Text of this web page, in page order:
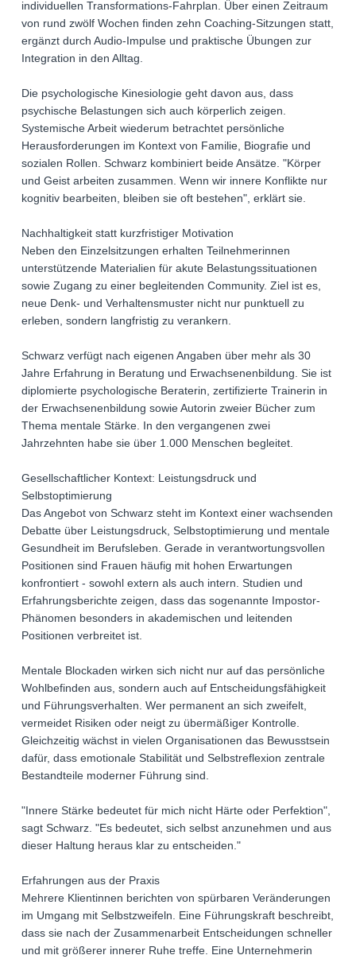
individuellen Transformations-Fahrplan. Über einen Zeitraum
von rund zwölf Wochen finden zehn Coaching-Sitzungen statt,
ergänzt durch Audio-Impulse und praktische Übungen zur
Integration in den Alltag.
Die psychologische Kinesiologie geht davon aus, dass
psychische Belastungen sich auch körperlich zeigen.
Systemische Arbeit wiederum betrachtet persönliche
Herausforderungen im Kontext von Familie, Biografie und
sozialen Rollen. Schwarz kombiniert beide Ansätze. "Körper
und Geist arbeiten zusammen. Wenn wir innere Konflikte nur
kognitiv bearbeiten, bleiben sie oft bestehen", erklärt sie.
Nachhaltigkeit statt kurzfristiger Motivation
Neben den Einzelsitzungen erhalten Teilnehmerinnen
unterstützende Materialien für akute Belastungssituationen
sowie Zugang zu einer begleitenden Community. Ziel ist es,
neue Denk- und Verhaltensmuster nicht nur punktuell zu
erleben, sondern langfristig zu verankern.
Schwarz verfügt nach eigenen Angaben über mehr als 30
Jahre Erfahrung in Beratung und Erwachsenenbildung. Sie ist
diplomierte psychologische Beraterin, zertifizierte Trainerin in
der Erwachsenenbildung sowie Autorin zweier Bücher zum
Thema mentale Stärke. In den vergangenen zwei
Jahrzehnten habe sie über 1.000 Menschen begleitet.
Gesellschaftlicher Kontext: Leistungsdruck und
Selbstoptimierung
Das Angebot von Schwarz steht im Kontext einer wachsenden
Debatte über Leistungsdruck, Selbstoptimierung und mentale
Gesundheit im Berufsleben. Gerade in verantwortungsvollen
Positionen sind Frauen häufig mit hohen Erwartungen
konfrontiert - sowohl extern als auch intern. Studien und
Erfahrungsberichte zeigen, dass das sogenannte Impostor-
Phänomen besonders in akademischen und leitenden
Positionen verbreitet ist.
Mentale Blockaden wirken sich nicht nur auf das persönliche
Wohlbefinden aus, sondern auch auf Entscheidungsfähigkeit
und Führungsverhalten. Wer permanent an sich zweifelt,
vermeidet Risiken oder neigt zu übermäßiger Kontrolle.
Gleichzeitig wächst in vielen Organisationen das Bewusstsein
dafür, dass emotionale Stabilität und Selbstreflexion zentrale
Bestandteile moderner Führung sind.
"Innere Stärke bedeutet für mich nicht Härte oder Perfektion",
sagt Schwarz. "Es bedeutet, sich selbst anzunehmen und aus
dieser Haltung heraus klar zu entscheiden."
Erfahrungen aus der Praxis
Mehrere Klientinnen berichten von spürbaren Veränderungen
im Umgang mit Selbstzweifeln. Eine Führungskraft beschreibt,
dass sie nach der Zusammenarbeit Entscheidungen schneller
und mit größerer innerer Ruhe treffe. Eine Unternehmerin